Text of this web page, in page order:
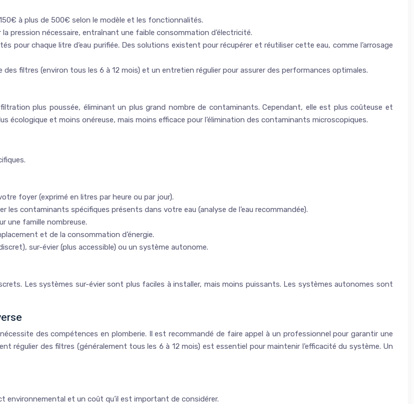
à plus de 500€ selon le modèle et les fonctionnalités.
pression nécessaire, entraînant une faible consommation d’électricité.
pour chaque litre d’eau purifiée. Des solutions existent pour récupérer et réutiliser cette eau, comme l’arrosage
des filtres (environ tous les 6 à 12 mois) et un entretien régulier pour assurer des performances optimales.
plus poussée, éliminant un plus grand nombre de contaminants. Cependant, elle est plus coûteuse et
écologique et moins onéreuse, mais moins efficace pour l’élimination des contaminants microscopiques.
foyer (exprimé en litres par heure ou par jour).
les contaminants spécifiques présents dans votre eau (analyse de l’eau recommandée).
une famille nombreuse.
et de la consommation d’énergie.
sur-évier (plus accessible) ou un système autonome.
Les systèmes sur-évier sont plus faciles à installer, mais moins puissants. Les systèmes autonomes sont
des compétences en plomberie. Il est recommandé de faire appel à un professionnel pour garantir une
régulier des filtres (généralement tous les 6 à 12 mois) est essentiel pour maintenir l’efficacité du système. Un
environnemental et un coût qu’il est important de considérer.